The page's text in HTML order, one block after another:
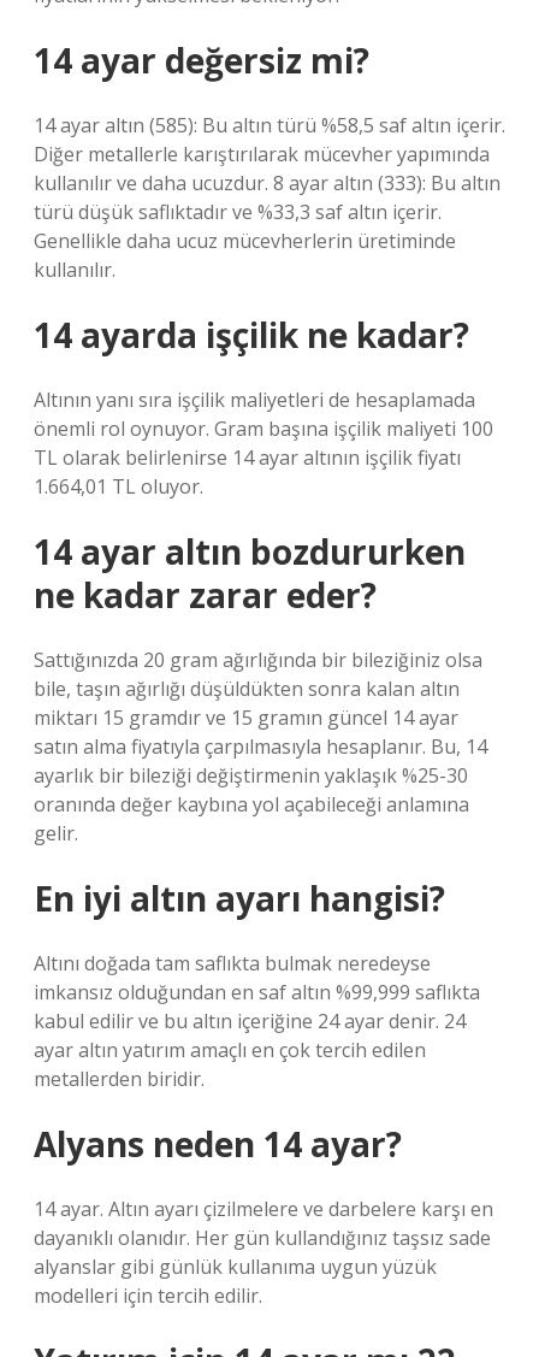
14 ayar değersiz mi?
14 ayar altın (585): Bu altın türü %58,5 saf altın içerir.
Diğer metallerle karıştırılarak mücevher yapımında
kullanılır ve daha ucuzdur. 8 ayar altın (333): Bu altın
türü düşük saflıktadır ve %33,3 saf altın içerir.
Genellikle daha ucuz mücevherlerin üretiminde
kullanılır.
14 ayarda işçilik ne kadar?
Altının yanı sıra işçilik maliyetleri de hesaplamada
önemli rol oynuyor. Gram başına işçilik maliyeti 100
TL olarak belirlenirse 14 ayar altının işçilik fiyatı
1.664,01 TL oluyor.
14 ayar altın bozdururken
ne kadar zarar eder?
Sattığınızda 20 gram ağırlığında bir bileziğiniz olsa
bile, taşın ağırlığı düşüldükten sonra kalan altın
miktarı 15 gramdır ve 15 gramın güncel 14 ayar
satın alma fiyatıyla çarpılmasıyla hesaplanır. Bu, 14
ayarlık bir bileziği değiştirmenin yaklaşık %25-30
oranında değer kaybına yol açabileceği anlamına
gelir.
En iyi altın ayarı hangisi?
Altını doğada tam saflıkta bulmak neredeyse
imkansız olduğundan en saf altın %99,999 saflıkta
kabul edilir ve bu altın içeriğine 24 ayar denir. 24
ayar altın yatırım amaçlı en çok tercih edilen
metallerden biridir.
Alyans neden 14 ayar?
14 ayar. Altın ayarı çizilmelere ve darbelere karşı en
dayanıklı olanıdır. Her gün kullandığınız taşsız sade
alyanslar gibi günlük kullanıma uygun yüzük
modelleri için tercih edilir.